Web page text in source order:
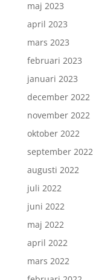
maj 2023
april 2023
mars 2023
februari 2023
januari 2023
december 2022
november 2022
oktober 2022
september 2022
augusti 2022
juli 2022
juni 2022
maj 2022
april 2022
mars 2022